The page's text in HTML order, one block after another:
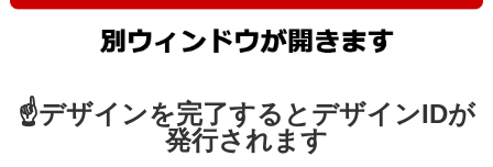
☝デザインを完了するとデザインIDが
発行されます